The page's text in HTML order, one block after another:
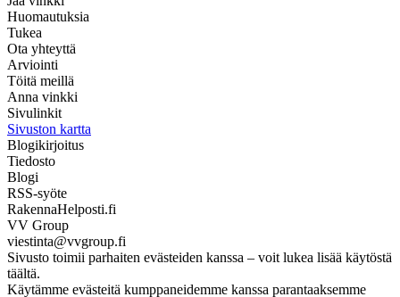
Huomautuksia
Tukea
Ota yhteyttä
Arviointi
Töitä meillä
Anna vinkki
Sivulinkit
Sivuston kartta
Blogikirjoitus
Tiedosto
Blogi
RSS-syöte
RakennaHelposti.fi
VV Group
viestinta@vvgroup.fi
Sivusto toimii parhaiten evästeiden kanssa – voit lukea lisää käytöstä
täältä.
Käytämme evästeitä kumppaneidemme kanssa parantaaksemme